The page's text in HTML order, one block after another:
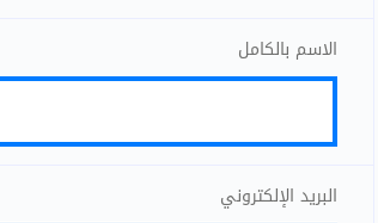
الاسم بالكامل
البريد الإلكتروني